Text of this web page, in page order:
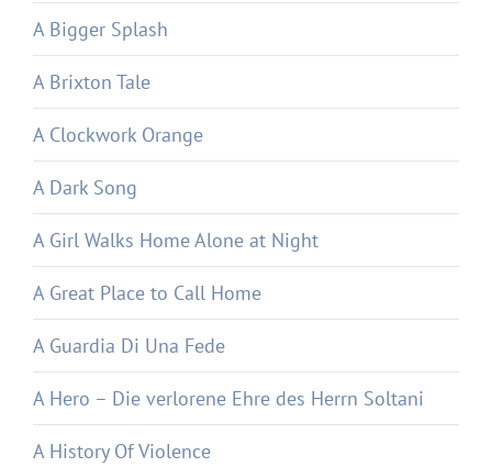
A Bigger Splash
A Brixton Tale
A Clockwork Orange
A Dark Song
A Girl Walks Home Alone at Night
A Great Place to Call Home
A Guardia Di Una Fede
A Hero – Die verlorene Ehre des Herrn Soltani
A History Of Violence